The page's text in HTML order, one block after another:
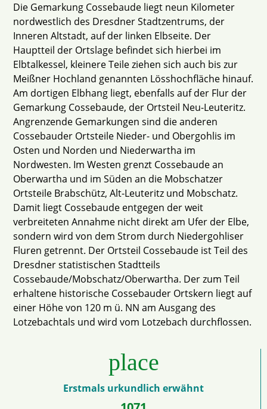
Die Gemarkung Cossebaude liegt neun Kilometer
nordwestlich des Dresdner Stadtzentrums, der
Inneren Altstadt, auf der linken Elbseite. Der
Hauptteil der Ortslage befindet sich hierbei im
Elbtalkessel, kleinere Teile ziehen sich auch bis zur
Meißner Hochland genannten Lösshochfläche hinauf.
Am dortigen Elbhang liegt, ebenfalls auf der Flur der
Gemarkung Cossebaude, der Ortsteil Neu-Leuteritz.
Angrenzende Gemarkungen sind die anderen
Cossebauder Ortsteile Nieder- und Obergohlis im
Osten und Norden und Niederwartha im
Nordwesten. Im Westen grenzt Cossebaude an
Oberwartha und im Süden an die Mobschatzer
Ortsteile Brabschütz, Alt-Leuteritz und Mobschatz.
Damit liegt Cossebaude entgegen der weit
verbreiteten Annahme nicht direkt am Ufer der Elbe,
sondern wird von dem Strom durch Niedergohliser
Fluren getrennt. Der Ortsteil Cossebaude ist Teil des
Dresdner statistischen Stadtteils
Cossebaude/Mobschatz/Oberwartha. Der zum Teil
erhaltene historische Cossebauder Ortskern liegt auf
einer Höhe von 120 m ü. NN am Ausgang des
Lotzebachtals und wird vom Lotzebach durchflossen.
place
Erstmals urkundlich erwähnt